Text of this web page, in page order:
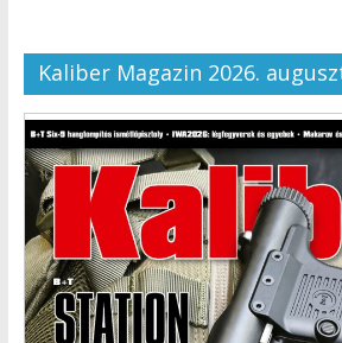
Kaliber Magazin 2026.